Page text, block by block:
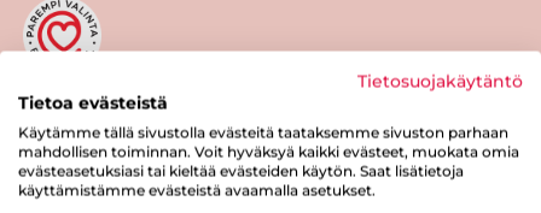
Tästä merkistä tunnistat
Sydänmerkki-tuotteen
Takaisin ylös
Tietosuojakäytäntö
Tietoa evästeistä
Käytämme tällä sivustolla evästeitä taataksemme sivuston parhaan
mahdollisen toiminnan. Voit hyväksyä kaikki evästeet, muokata omia
evästeasetuksiasi tai kieltää evästeiden käytön. Saat lisätietoja
käyttämistämme evästeistä avaamalla asetukset.